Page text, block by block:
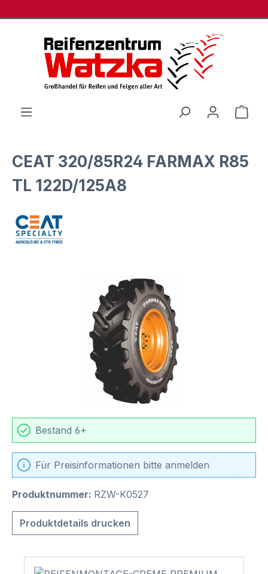
CEAT 320/85R24 FARMAX R85
TL 122D/125A8
Bildergalerie überspringen
Bestand 6+
Für Preisinformationen bitte anmelden
Produktnummer: RZW-K0527
Produktdetails drucken